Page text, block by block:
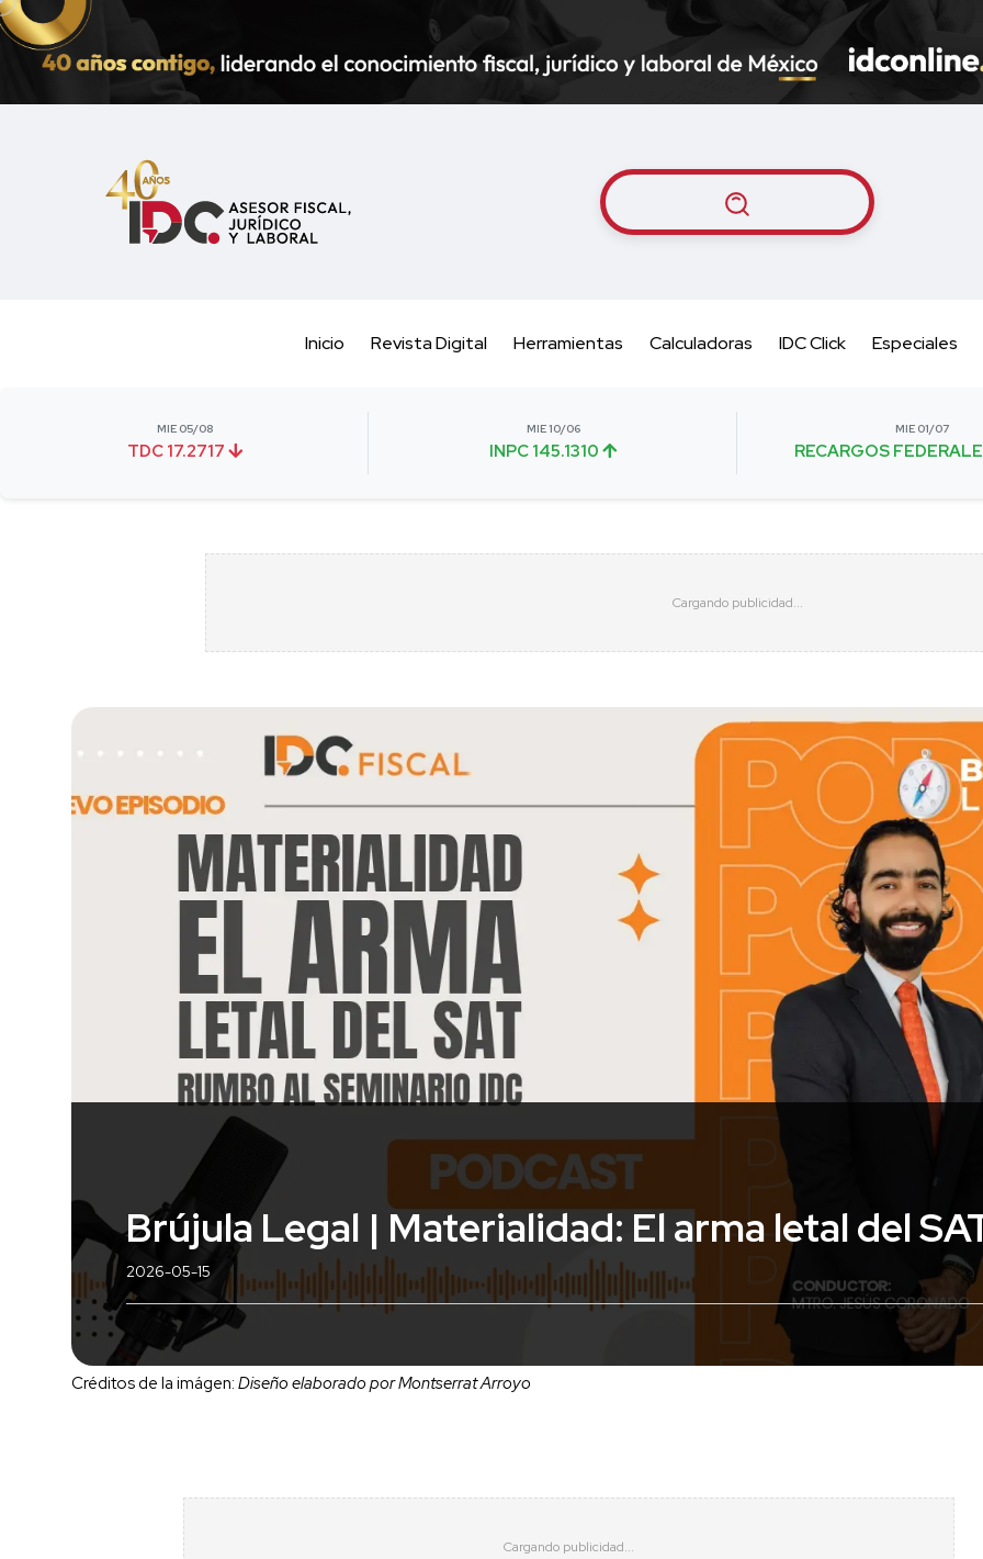
Inicio Revista Digital Herramientas Calculadoras IDC Click Especiales
MIE 05/08
TDC 17.2717
MIE 10/06
INPC 145.1310
MIE 01/07
RECARGOS
Brújula Legal | Materialidad: El arma letal del
2026-05-15
Créditos de la imágen: Diseño elaborado por Montserrat Arroyo